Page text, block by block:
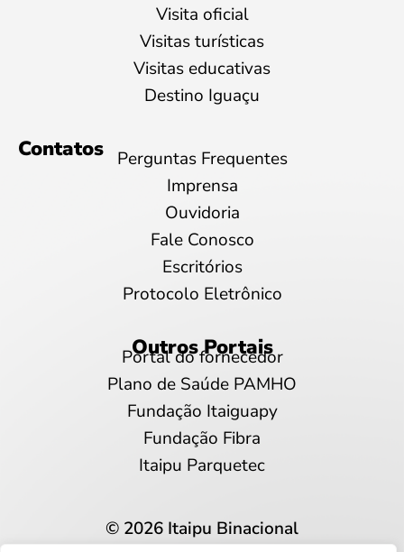
Visita oficial
Visitas turísticas
Visitas educativas
Destino Iguaçu
Contatos
Perguntas Frequentes
Imprensa
Ouvidoria
Fale Conosco
Escritórios
Protocolo Eletrônico
Outros Portais
Portal do fornecedor
Plano de Saúde PAMHO
Fundação Itaiguapy
Fundação Fibra
Itaipu Parquetec
© 2026 Itaipu Binacional